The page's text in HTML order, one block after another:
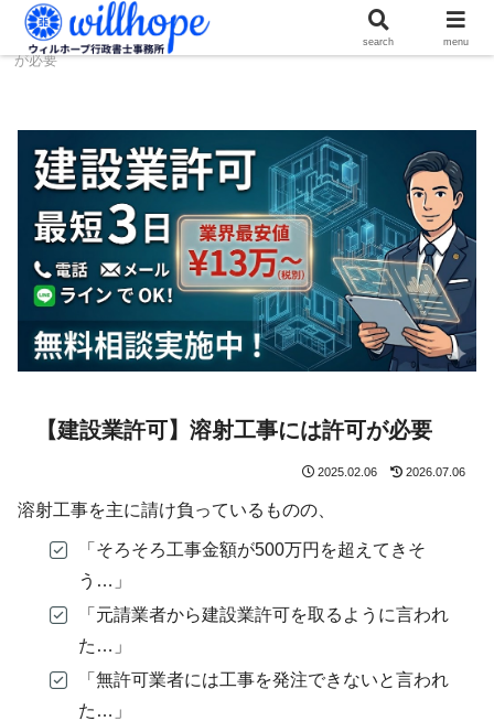
ホーム 建設コラム
【建設業許可】溶射工事には許可
が必要
【建設業許可】溶射工事には許可が必要
2025.02.06 2026.07.06
溶射工事を主に請け負っているものの、
「そろそろ工事金額が500万円を超えてきそ
う…」
「元請業者から建設業許可を取るように言われ
た…」
「無許可業者には工事を発注できないと言われ
た…」
search menu